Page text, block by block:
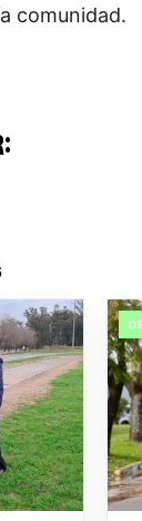
comunidad.